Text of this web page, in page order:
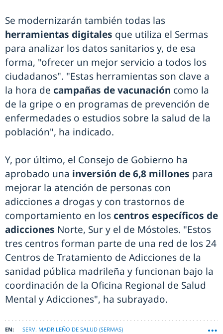
Se modernizarán también todas las
herramientas digitales que utiliza el Sermas
para analizar los datos sanitarios y, de esa
forma, "ofrecer un mejor servicio a todos los
ciudadanos". "Estas herramientas son clave a
la hora de campañas de vacunación como la
de la gripe o en programas de prevención de
enfermedades o estudios sobre la salud de la
población", ha indicado.
Y, por último, el Consejo de Gobierno ha
aprobado una inversión de 6,8 millones para
mejorar la atención de personas con
adicciones a drogas y con trastornos de
comportamiento en los centros específicos de
adicciones Norte, Sur y el de Móstoles. "Estos
tres centros forman parte de una red de los 24
Centros de Tratamiento de Adicciones de la
sanidad pública madrileña y funcionan bajo la
coordinación de la Oficina Regional de Salud
Mental y Adicciones", ha subrayado.
SERV. MADRILEÑO DE SALUD (SERMAS)